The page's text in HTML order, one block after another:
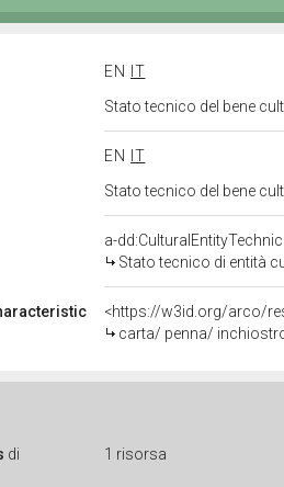
EN
IT
Stato tecnico del bene
EN
IT
Stato tecnico del bene
a-
Stato tecnico di entità
<https://w3id.org/arco/
carta/ penna/
di 1 risorsa